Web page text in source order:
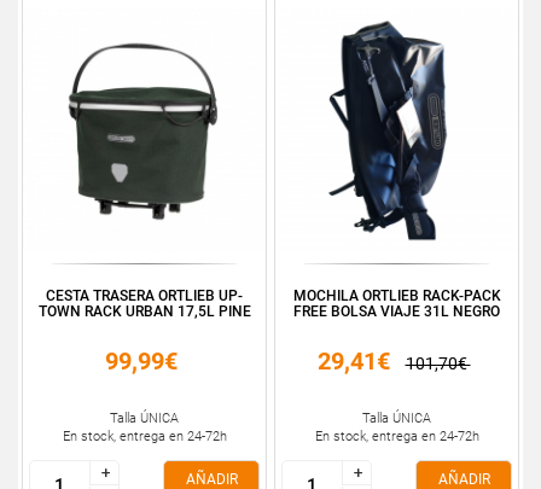
CESTA TRASERA ORTLIEB UP-
TOWN RACK URBAN 17,5L PINE
99,99€
Talla ÚNICA
En stock, entrega en 24-72h
+
+
AÑADIR
MOCHILA ORTLIEB RACK-PACK
FREE BOLSA VIAJE 31L NEGRO
29,41€ 101,70€
Talla ÚNICA
En stock, entrega en 24-72h
+
+
AÑADIR